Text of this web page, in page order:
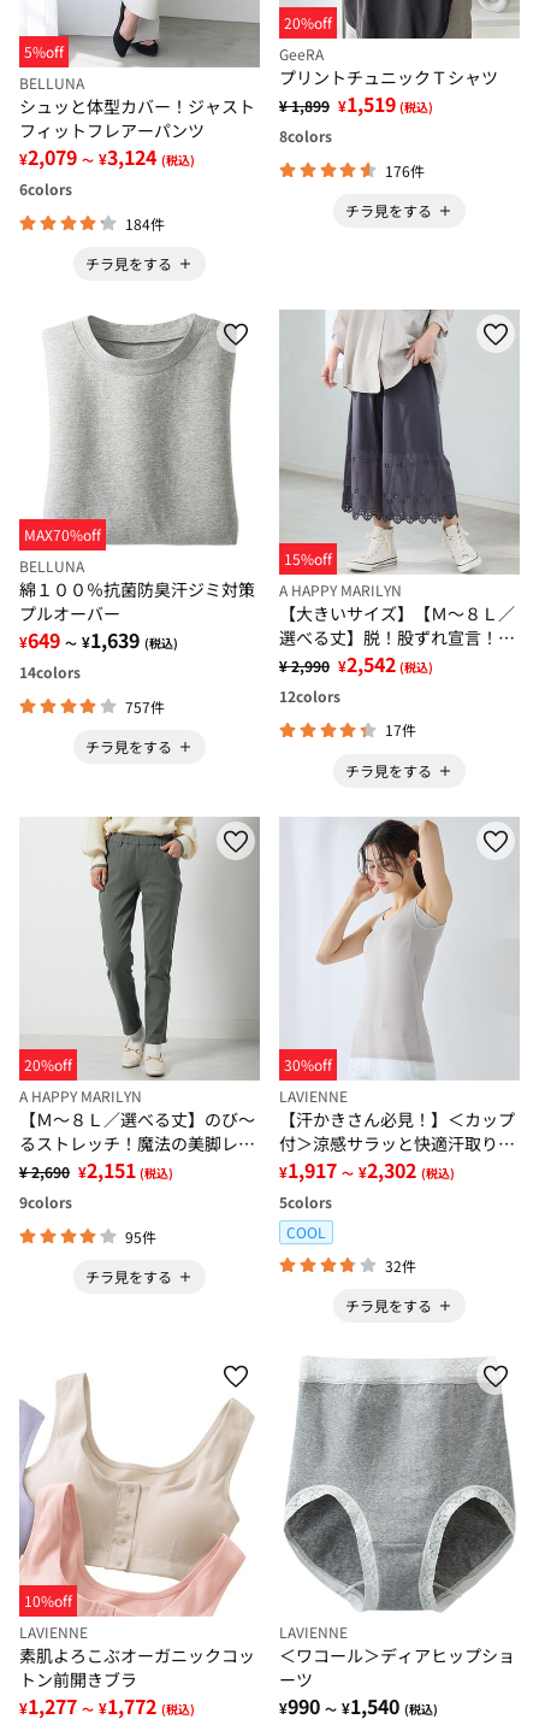
5%off
BELLUNA
シュッと体型カバー！ジャスト
フィットフレアーパンツ
¥2,079 ～ ¥3,124 (税込)
6colors
184件
チラ見をする
20%off
GeeRA
プリントチュニックＴシャツ
¥ 1,899 ¥1,519 (税込)
8colors
176件
チラ見をする
MAX70%off
BELLUNA
綿１００％抗菌防臭汗ジミ対策
プルオーバー
¥649 ～ ¥1,639 (税込)
14colors
757件
チラ見をする
15%off
A HAPPY MARILYN
【大きいサイズ】【Ｍ～８Ｌ／
選べる丈】脱！股ずれ宣言！裾
レースぺチパンツ
¥ 2,990 ¥2,542 (税込)
12colors
17件
チラ見をする
20%off
A HAPPY MARILYN
【Ｍ～８Ｌ／選べる丈】のび～
るストレッチ！魔法の美脚レギ
ンスパンツ
¥ 2,690 ¥2,151 (税込)
9colors
95件
チラ見をする
30%off
LAVIENNE
【汗かきさん必見！】＜カップ
付＞涼感サラッと快適汗取りタ
ンクトップインナー＜さらりラ
ボ＞
¥1,917 ～ ¥2,302 (税込)
5colors
COOL
32件
チラ見をする
10%off
LAVIENNE
素肌よろこぶオーガニックコッ
トン前開きブラ
¥1,277 ～ ¥1,772 (税込)
LAVIENNE
＜ワコール＞ディアヒップショ
ーツ
¥990 ～ ¥1,540 (税込)